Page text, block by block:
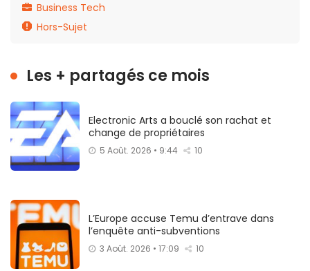
Business Tech
Hors-Sujet
Les + partagés ce mois
Electronic Arts a bouclé son rachat et
change de propriétaires
5 Août. 2026 • 9:44 10
L’Europe accuse Temu d’entrave dans
l’enquête anti-subventions
3 Août. 2026 • 17:09 10